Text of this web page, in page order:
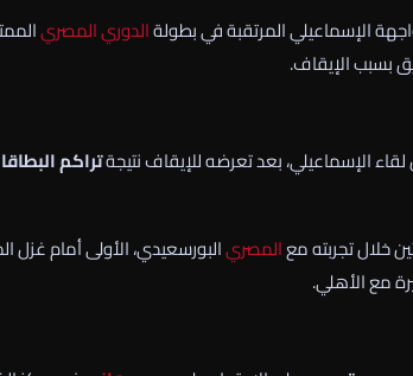
الإسماعيلي المرتقبة في بطولةالدوري المصري
بسبب الإيقاف.
لقاء الإسماعيلي، بعد تعرضه للإيقاف نتيجةتراكم
خلال تجربته معالمصريالبورسعيدي، الأولى أمام غزل
مع الأهلي.